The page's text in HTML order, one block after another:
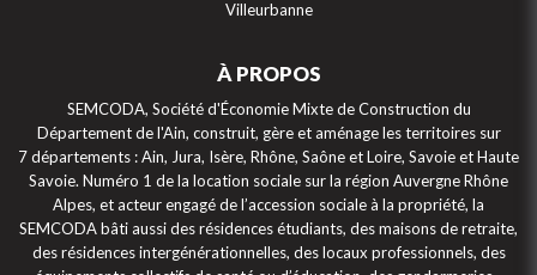
Villeurbanne
À PROPOS
SEMCODA, Société d'Économie Mixte de Construction du
Département de l'Ain, construit, gère et aménage les territoires sur
7 départements : Ain, Jura, Isère, Rhône, Saône et Loire, Savoie et Haute
Savoie. Numéro 1 de la location sociale sur la région Auvergne Rhône
Alpes, et acteur engagé de l’accession sociale à la propriété, la
SEMCODA bâti aussi des résidences étudiants, des maisons de retraite,
des résidences intergénérationnelles, des locaux professionnels, des